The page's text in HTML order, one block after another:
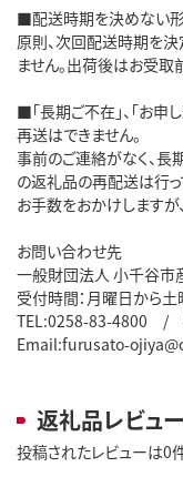
■配送時期を決めない形
原則、次回配送時期を
ません。出荷後はお受取
■「長期ご不在」、「お
再送はできません。
事前のご連絡がなく、
の返礼品の再配送は行っ
お手数をおかけしますが
お問い合わせ先
一般財団法人 小千谷市
受付時間：月曜日から土
TEL:0258-83-4800 /
Email:furusato-
返礼品レビュー
投稿されたレビューは0件